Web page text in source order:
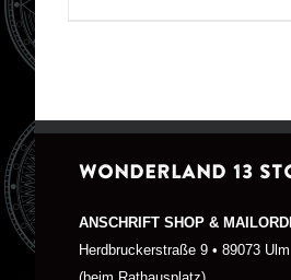
WONDERLAND 13
ANSCHRIFT SHOP &
Herdbruckerstraße 9 • 89073 Ulm